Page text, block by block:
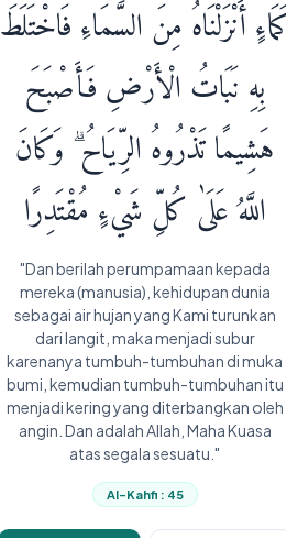
أَنْزَلْنَاهُ مِنَ السَّمَاءِ فَاخْتَلَطَ
بِهِ نَبَاتُ الْأَرْضِ فَأَصْبَحَ
هَشِيمًا تَذْرُوهُ الرِّيَاحُ ۗ وَكَانَ
اللَّهُ عَلَىٰ كُلِّ شَيْءٍ مُقْتَدِرًا
"Dan berilah perumpamaan kepada
mereka (manusia), kehidupan dunia
sebagai air hujan yang Kami turunkan
dari langit, maka menjadi subur
karenanya tumbuh-tumbuhan di muka
bumi, kemudian tumbuh-tumbuhan itu
menjadi kering yang diterbangkan oleh
angin. Dan adalah Allah, Maha Kuasa
atas segala sesuatu."
Al-Kahfi : 45